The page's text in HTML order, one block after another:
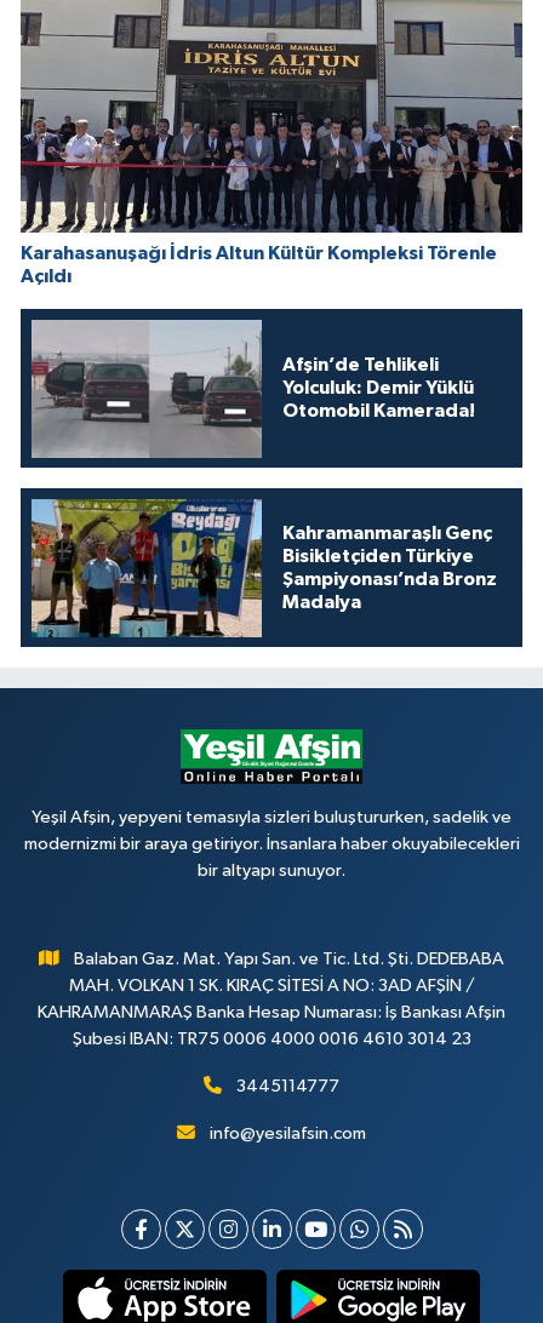
Karahasanuşağı İdris Altun Kültür Kompleksi Törenle
Açıldı
Afşin’de Tehlikeli
Yolculuk: Demir Yüklü
Otomobil Kamerada!
Kahramanmaraşlı Genç
Bisikletçiden Türkiye
Şampiyonası’nda Bronz
Madalya
Yeşil Afşin, yepyeni temasıyla sizleri buluştururken, sadelik ve
modernizmi bir araya getiriyor. İnsanlara haber okuyabilecekleri
bir altyapı sunuyor.
Balaban Gaz. Mat. Yapı San. ve Tic. Ltd. Şti. DEDEBABA
MAH. VOLKAN 1 SK. KIRAÇ SİTESİ A NO: 3AD AFŞİN /
KAHRAMANMARAŞ Banka Hesap Numarası: İş Bankası Afşin
Şubesi IBAN: TR75 0006 4000 0016 4610 3014 23
3445114777
info@yesilafsin.com